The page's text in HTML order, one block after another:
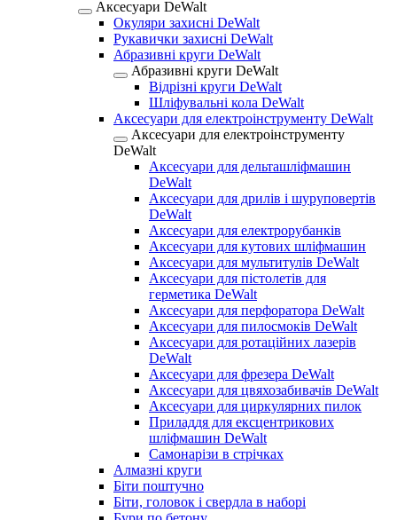
Аксесуари DeWalt
Окуляри захисні DeWalt
Рукавички захисні DeWalt
Абразивні круги DeWalt
Абразивні круги DeWalt
Відрізні круги DeWalt
Шліфувальні кола DeWalt
Аксесуари для електроінструменту DeWalt
Аксесуари для електроінструменту
DeWalt
Аксесуари для дельташліфмашин
DeWalt
Аксесуари для дрилів і шуруповертів
DeWalt
Аксесуари для електрорубанків
Аксесуари для кутових шліфмашин
Аксесуари для мультитулів DeWalt
Аксесуари для пістолетів для
герметика DeWalt
Аксесуари для перфоратора DeWalt
Аксесуари для пилосмоків DeWalt
Аксесуари для ротаційних лазерів
DeWalt
Аксесуари для фрезера DeWalt
Аксесуари для цвяхозабивачів DeWalt
Аксесуари для циркулярних пилок
Приладдя для ексцентрикових
шліфмашин DeWalt
Самонарізи в стрічках
Алмазні круги
Біти поштучно
Біти, головок і свердла в наборі